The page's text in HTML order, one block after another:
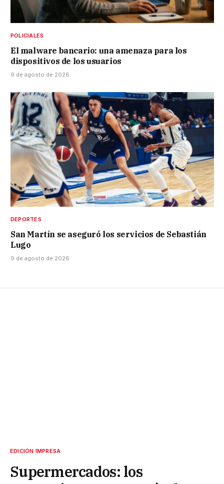
POLICIALES
El malware bancario: una amenaza para los
dispositivos de los usuarios
9 de agosto de 2026
DEPORTES
San Martín se aseguró los servicios de Sebastián
Lugo
9 de agosto de 2026
EDICIÓN IMPRESA
Supermercados: los